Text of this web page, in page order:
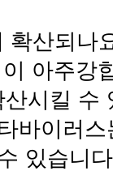
확산되나
아주강
시킬
바이러
있습니